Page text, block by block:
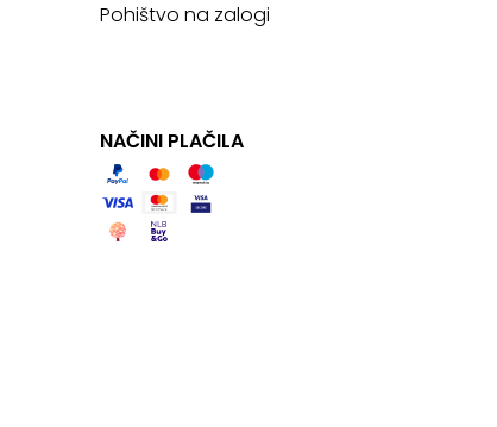
Pohištvo na zalogi
NAČINI PLAČILA